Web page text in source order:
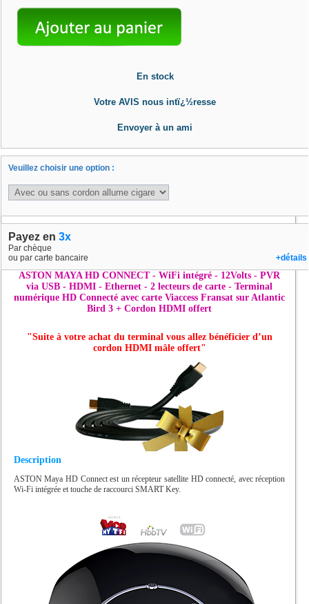
En stock
Votre AVIS nous intï¿½resse
Envoyer à un ami
Veuillez choisir une option :
Payez en 3x
Par chèque
ou par carte bancaire
+détails
ASTON MAYA HD CONNECT - WiFi intégré - 12Volts - PVR
via USB - HDMI - Ethernet - 2 lecteurs de carte - Terminal
numérique HD Connecté avec carte Viaccess Fransat sur Atlantic
Bird 3 + Cordon HDMI offert
"Suite à votre achat du terminal vous allez bénéficier d’un
cordon HDMI mâle offert"
Description
ASTON Maya HD Connect est un récepteur satellite HD connecté, avec réception
Wi-Fi intégrée et touche de raccourci SMART Key.